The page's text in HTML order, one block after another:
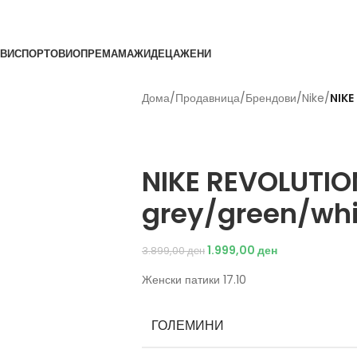
СПОРТОВИОПРЕМАМАЖИДЕЦАЖЕНИ
Дома/Продавница/Брендови/Nike/
NIKE
grey/green/
3.899,00ден1.999,00 ден
Женски патики 17.10
ГОЛЕМИНИ